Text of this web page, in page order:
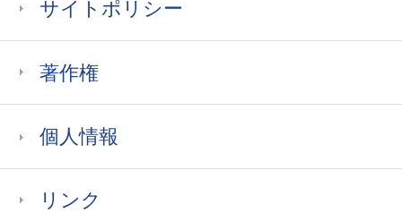
サイトポリシー
著作権
個人情報
リンク